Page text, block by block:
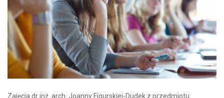
Zajęcia dr inż. arch. Joanny Figurskiej-Dudek z przedmiotu